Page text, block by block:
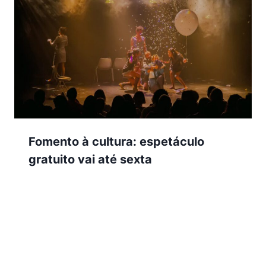
Fomento à cultura: espetáculo
gratuito vai até sexta